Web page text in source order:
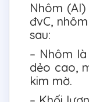
Nhôm
đvC,
sau:
– Nhôm
dẻo cao,
kim mờ.